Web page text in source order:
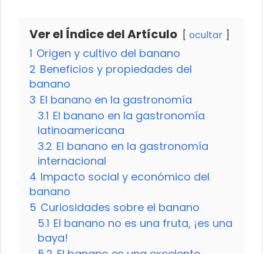
Ver el Índice del Artículo ocultar
1 Origen y cultivo del banano
2 Beneficios y propiedades del
banano
3 El banano en la gastronomía
3.1 El banano en la gastronomía
latinoamericana
3.2 El banano en la gastronomía
internacional
4 Impacto social y económico del
banano
5 Curiosidades sobre el banano
5.1 El banano no es una fruta, ¡es una
baya!